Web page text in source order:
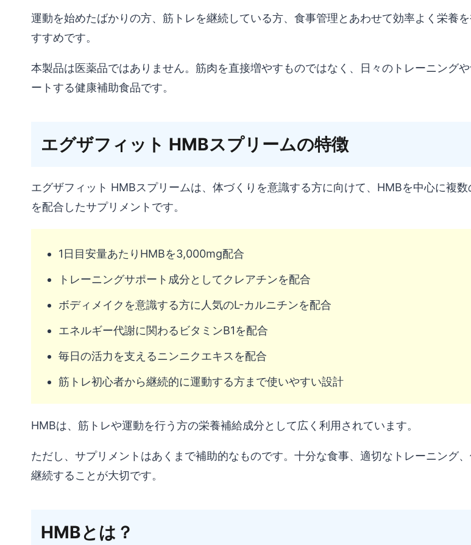
個
運動を始めたばかりの方、筋トレを継続している方、食事管理とあわせて効率よく栄養
すすめです。
本製品は医薬品ではありません。筋肉を直接増やすものではなく、日々のトレーニング
ートする健康補助食品です。
エグザフィット HMBスプリームの特徴
エグザフィット HMBスプリームは、体づくりを意識する方に向けて、HMBを中心に複
を配合したサプリメントです。
1日目安量あたりHMBを3,000mg配合
トレーニングサポート成分としてクレアチンを配合
ボディメイクを意識する方に人気のL-カルニチンを配合
エネルギー代謝に関わるビタミンB1を配合
毎日の活力を支えるニンニクエキスを配合
筋トレ初心者から継続的に運動する方まで使いやすい設計
HMBは、筋トレや運動を行う方の栄養補給成分として広く利用されています。
ただし、サプリメントはあくまで補助的なものです。十分な食事、適切なトレーニング
継続することが大切です。
HMBとは？